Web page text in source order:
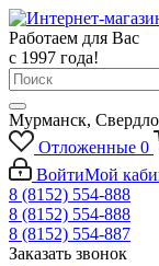
Работаем для Вас
с 1997 года!
Мурманск,
Отложенные 0
ВойтиМой
8 (8152) 554-888
8 (8152) 554-888
8 (8152) 554-887
Заказать звонок